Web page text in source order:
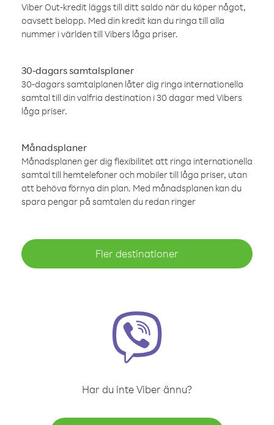
Viber Out-kredit läggs till ditt saldo när du köper något,
oavsett belopp. Med din kredit kan du ringa till alla
nummer i världen till Vibers låga priser.
30-dagars samtalsplaner
30-dagars samtalplanen låter dig ringa internationella
samtal till din valfria destination i 30 dagar med Vibers
låga priser.
Månadsplaner
Månadsplanen ger dig flexibilitet att ringa internationella
samtal till hemtelefoner och mobiler till låga priser, utan
att behöva förnya din plan. Med månadsplanen kan du
spara pengar på samtalen du redan ringer
Fler destinationer
Har du inte Viber ännu?